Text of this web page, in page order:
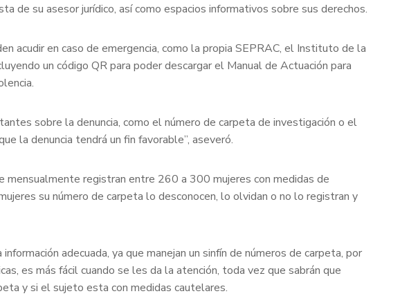
de su asesor jurídico, así como espacios informativos sobre sus derechos.
acudir en caso de emergencia, como la propia SEPRAC, el Instituto de la
un código QR para poder descargar el Manual de Actuación para
sobre la denuncia, como el número de carpeta de investigación o el
la denuncia tendrá un fin favorable”, aseveró.
mensualmente registran entre 260 a 300 mujeres con medidas de
su número de carpeta lo desconocen, lo olvidan o no lo registran y
adecuada, ya que manejan un sinfín de números de carpeta, por
es más fácil cuando se les da la atención, toda vez que sabrán que
y si el sujeto esta con medidas cautelares.